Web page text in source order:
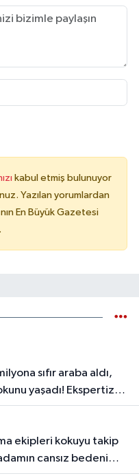
kabul etmiş bulunuyor
Yazılan yorumlardan
En Büyük Gazetesi
yaşadı! Ekspertize
ortaya çıktı
cansız bedeni